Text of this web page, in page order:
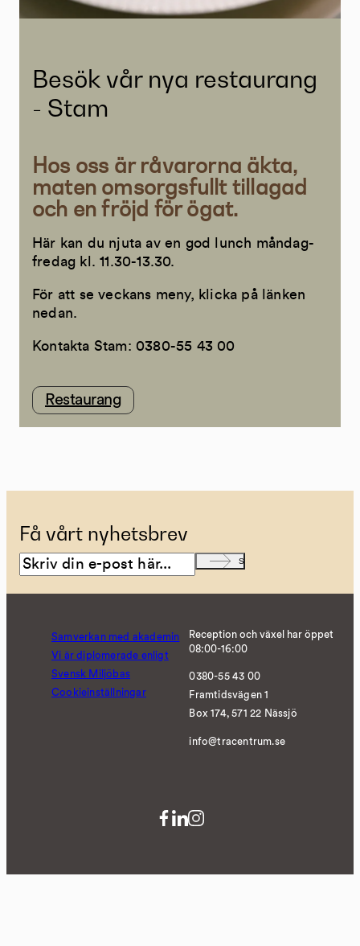
Besök vår nya restaurang
- Stam
Hos oss är råvarorna äkta,
maten omsorgsfullt tillagad
och en fröjd för ögat.
Här kan du njuta av en god lunch måndag-
fredag kl. 11.30-13.30.
För att se veckans meny, klicka på länken
nedan.
Kontakta Stam: 0380-55 43 00
Restaurang
Få vårt nyhetsbrev
Samverkan med akademin
Vi är diplomerade enligt
Svensk Miljöbas
Cookieinställningar
Reception och växel har öppet
08:00-16:00
0380-55 43 00
Framtidsvägen 1
Box 174, 571 22 Nässjö
info@tracentrum.se